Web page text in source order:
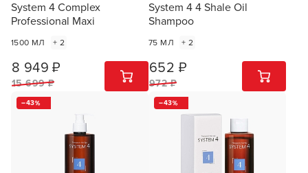
System 4 Complex
Professional Maxi
1500 МЛ + 2
8 949 ₽
15 699 ₽
1 ШТ
System 4 4 Shale Oil
Shampoo
75 МЛ + 2
652 ₽
972 ₽
1 ШТ
43 43